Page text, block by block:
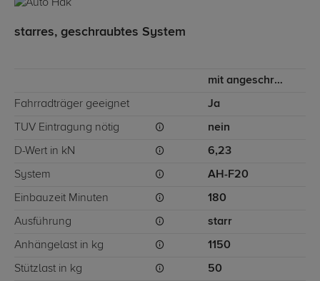
starres, geschraubtes System
mit angeschraubtem Kugelkopf
Fahrradträger geeignet Ja
TÜV Eintragung nötig nein
D-Wert in kN 6,23
System AH-F20
Einbauzeit Minuten 180
Ausführung starr
Anhängelast in kg 1150
Stützlast in kg 50